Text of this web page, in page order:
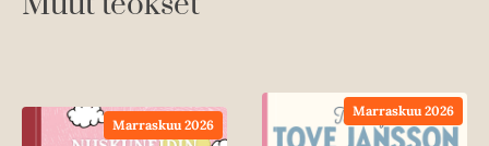
Marraskuu 2026
Marraskuu 2026